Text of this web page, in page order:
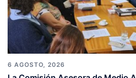
6 AGOSTO, 2026